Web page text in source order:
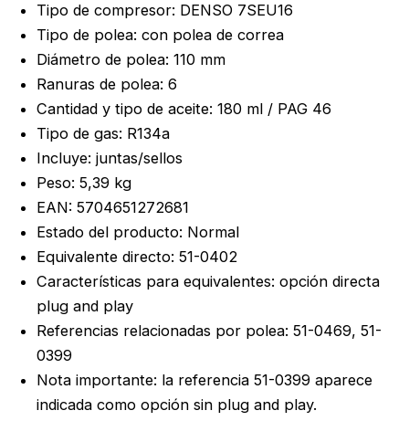
Tipo de compresor: DENSO 7SEU16
Tipo de polea: con polea de correa
Diámetro de polea: 110 mm
Ranuras de polea: 6
Cantidad y tipo de aceite: 180 ml / PAG 46
Tipo de gas: R134a
Incluye: juntas/sellos
Peso: 5,39 kg
EAN: 5704651272681
Estado del producto: Normal
Equivalente directo: 51-0402
Características para equivalentes: opción directa
plug and play
Referencias relacionadas por polea: 51-0469, 51-
0399
Nota importante: la referencia 51-0399 aparece
indicada como opción sin plug and play.